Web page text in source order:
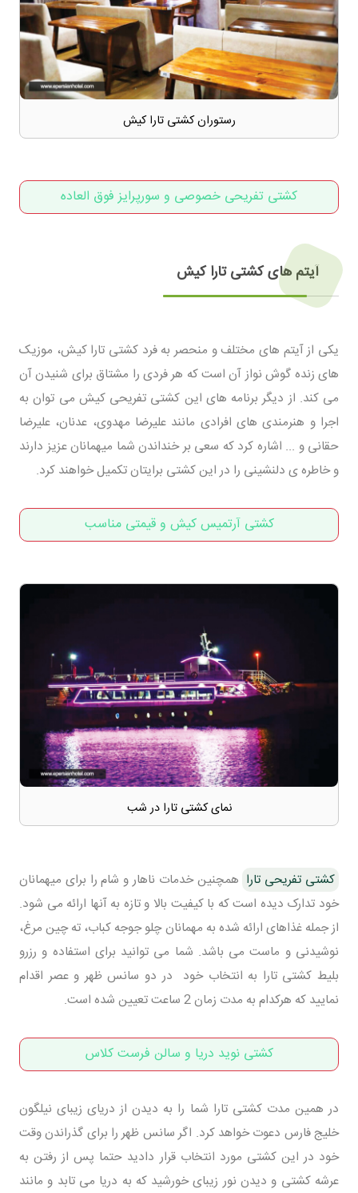
رستوران کشتی تارا کیش
کشتی تفریحی خصوصی و سورپرایز فوق العاده
آیتم های کشتی تارا کیش
یکی از آیتم های مختلف و منحصر به فرد کشتی تارا کیش، موزیک
های زنده گوش نواز آن است که هر فردی را مشتاق برای شنیدن آن
می کند. از دیگر برنامه های این کشتی تفریحی کیش می توان به
اجرا و هنرمندی های افرادی مانند علیرضا مهدوی، عدنان، علیرضا
حقانی و ... اشاره کرد که سعی بر خنداندن شما میهمانان عزیز دارند
و خاطره ی دلنشینی را در این کشتی برایتان تکمیل خواهند کرد.
کشتی آرتمیس کیش و قیمتی مناسب
نمای کشتی تارا در شب
کشتی تفریحی تارا همچنین خدمات ناهار و شام را برای میهمانان
خود تدارک دیده است که با کیفیت بالا و تازه به آنها ارائه می شود.
از جمله غذاهای ارائه شده به مهمانان چلو جوجه کباب، ته چین مرغ،
نوشیدنی و ماست می باشد. شما می توانید برای استفاده و رزرو
بلیط کشتی تارا به انتخاب خود در دو سانس ظهر و عصر اقدام
نمایید که هرکدام به مدت زمان 2 ساعت تعیین شده است.
کشتی نوید دریا و سالن فرست کلاس
در همین مدت کشتی تارا شما را به دیدن از دریای زیبای نیلگون
خلیج فارس دعوت خواهد کرد. اگر سانس ظهر را برای گذراندن وقت
خود در این کشتی مورد انتخاب قرار دادید حتما پس از رفتن به
عرشه کشتی و دیدن نور زیبای خورشید که به دریا می تابد و مانند